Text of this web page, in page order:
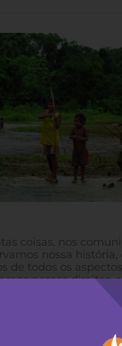
coisas, nos
nossa
todos os
nossos direitos,
a liberdade de
construção de
dos Direitos